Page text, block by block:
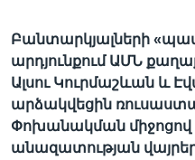
Բանտարկյալների
արդյունքում ԱՄՆ
Ալսու Կուրմաշևան և
արձակվեցին
Փոխանակման
անազատության